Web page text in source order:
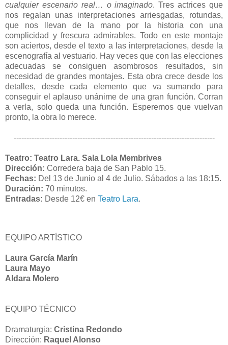
cualquier escenario real… o imaginado. Tres actrices que
nos regalan unas interpretaciones arriesgadas, rotundas,
que nos llevan de la mano por la historia con una
complicidad y frescura admirables. Todo en este montaje
son aciertos, desde el texto a las interpretaciones, desde la
escenografía al vestuario. Hay veces que con las elecciones
adecuadas se consiguen asombrosos resultados, sin
necesidad de grandes montajes. Esta obra crece desde los
detalles, desde cada elemento que va sumando para
conseguir el aplauso unánime de una gran función. Corran
a verla, solo queda una función. Esperemos que vuelvan
pronto, la obra lo merece.
-------------------------------------------------------------------------------
Teatro: Teatro Lara. Sala Lola Membrives
Dirección: Corredera baja de San Pablo 15.
Fechas: Del 13 de Junio al 4 de Julio. Sábados a las 18:15.
Duración: 70 minutos.
Entradas: Desde 12€ en Teatro Lara.
EQUIPO ARTÍSTICO
Laura García Marín
Laura Mayo
Aldara Molero
EQUIPO TÉCNICO
Dramaturgia: Cristina Redondo
Dirección: Raquel Alonso